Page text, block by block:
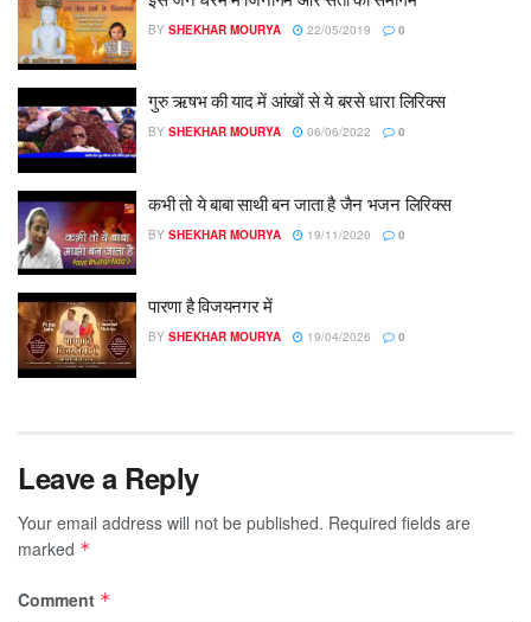
BY SHEKHAR MOURYA 22/05/2019 0
गुरु ऋषभ की याद में आंखों से ये बरसे धारा लिरिक्स
BY SHEKHAR MOURYA 06/06/2022 0
कभी तो ये बाबा साथी बन जाता है जैन भजन लिरिक्स
BY SHEKHAR MOURYA 19/11/2020 0
पारणा है विजयनगर में
BY SHEKHAR MOURYA 19/04/2026 0
Leave a Reply
Your email address will not be published. Required fields are
marked *
Comment *